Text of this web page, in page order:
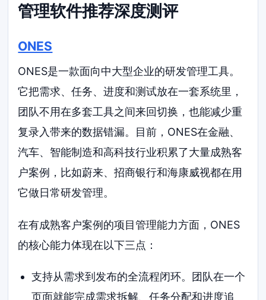
管理软件推荐深度测评
ONES
ONES是一款面向中大型企业的研发管理工具。
它把需求、任务、进度和测试放在一套系统里，
团队不用在多套工具之间来回切换，也能减少重
复录入带来的数据错漏。目前，ONES在金融、
汽车、智能制造和高科技行业积累了大量成熟客
户案例，比如蔚来、招商银行和海康威视都在用
它做日常研发管理。
在有成熟客户案例的项目管理能力方面，ONES
的核心能力体现在以下三点：
支持从需求到发布的全流程闭环。团队在一个
页面就能完成需求拆解、任务分配和进度追